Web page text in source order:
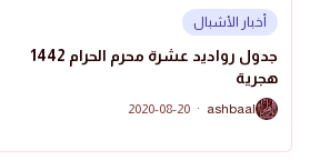
أخبار الأشبال
جدول رواديد عشرة محرم الحرام 1442
هجرية
A
ashbaal
·
2020-08-20